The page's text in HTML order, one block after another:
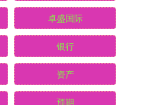
卓盛国际
银行
资产
预期